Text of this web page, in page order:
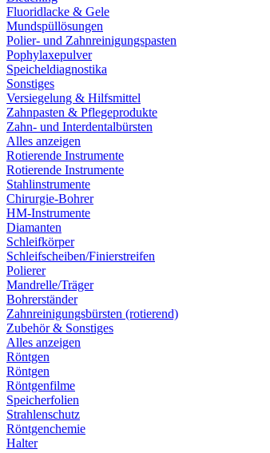
Fluoridlacke & Gele
Mundspüllösungen
Polier- und Zahnreinigungspasten
Pophylaxepulver
Speicheldiagnostika
Sonstiges
Versiegelung & Hilfsmittel
Zahnpasten & Pflegeprodukte
Zahn- und Interdentalbürsten
Alles anzeigen
Rotierende Instrumente
Rotierende Instrumente
Stahlinstrumente
Chirurgie-Bohrer
HM-Instrumente
Diamanten
Schleifkörper
Schleifscheiben/Finierstreifen
Polierer
Mandrelle/Träger
Bohrerständer
Zahnreinigungsbürsten (rotierend)
Zubehör & Sonstiges
Alles anzeigen
Röntgen
Röntgen
Röntgenfilme
Speicherfolien
Strahlenschutz
Röntgenchemie
Halter